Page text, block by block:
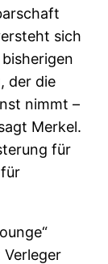
sich
der die
nimmt –
Merkel.
für